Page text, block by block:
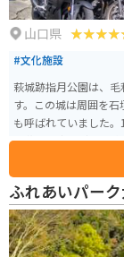
山口県
#文化施設
萩城跡指月公園は、
す。この城は周囲を
も呼ばれていました
や花江茶亭などの旧
す。また、この公園
着た人々と舞い散る桜との
日本ジオパークに認
形を活用しています。
を使用していて、現
との深い関わりがある
ふれあいパー